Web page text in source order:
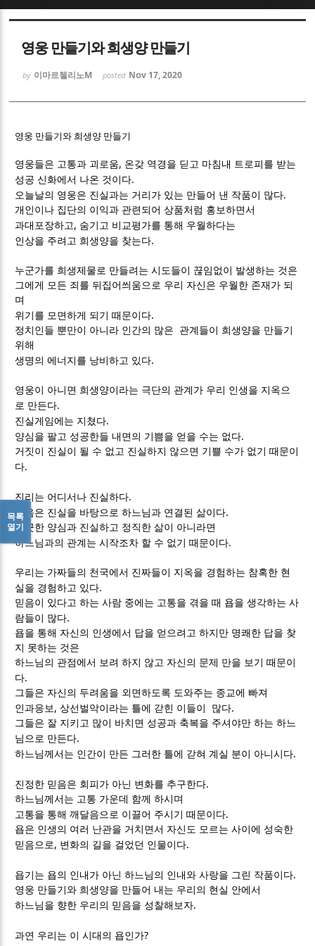
영웅 만들기와 희생양 만들기
by 이마르첼리노M posted Nov 17, 2020
영웅 만들기와 희생양 만들기
영웅들은 고통과 괴로움, 온갖 역경을 딛고 마침내 트로피를 받는
성공 신화에서 나온 것이다.
오늘날의 영웅은 진실과는 거리가 있는 만들어 낸 작품이 많다.
개인이나 집단의 이익과 관련되어 상품처럼 홍보하면서
과대포장하고 , 숨기고 비교평가를 통해 우월하다는
인상을 주려고 희생양을 찾는다.
누군가를 희생제물로 만들려는 시도들이 끊임없이 발생하는 것은
그에게 모든 죄를 뒤집어씌움으로 우리 자신은 우월한 존재가 되
며
위기를 모면하게 되기 때문이다.
정치인들 뿐만이 아니라 인간의 많은 관계들이 희생양을 만들기
위해
생명의 에너지를 낭비하고 있다.
영웅이 아니면 희생양이라는 극단의 관계가 우리 인생을 지옥으
로 만든다.
진실게임에는 지쳤다.
양심을 팔고 성공한들 내면의 기쁨을 얻을 수는 없다.
거짓이 진실이 될 수 없고 진실하지 않으면 기쁠 수가 없기 때문이
다.
진리는 어디서나 진실하다.
믿음은 진실을 바탕으로 하느님과 연결된 삶이다.
깨끗한 양심과 진실하고 정직한 삶이 아니라면
하느님과의 관계는 시작조차 할 수 없기 때문이다.
우리는 가짜들의 천국에서 진짜들이 지옥을 경험하는 참혹한 현
실을 경험하고 있다.
믿음이 있다고 하는 사람 중에는 고통을 겪을 때 욥을 생각하는 사
람들이 많다.
욥을 통해 자신의 인생에서 답을 얻으려고 하지만 명쾌한 답을 찾
지 못하는 것은
하느님의 관점에서 보려 하지 않고 자신의 문제 만을 보기 때문이
다.
그들은 자신의 두려움을 외면하도록 도와주는 종교에 빠져
인과응보 ,상선벌악이라는 틀에 갇힌 이들이 많다.
그들은 잘 지키고 많이 바치면 성공과 축복을 주셔야만 하는 하느
님으로 만든다.
하느님께서는 인간이 만든 그러한 틀에 갇혀 계실 분이 아니시다.
진정한 믿음은 회피가 아닌 변화를 추구한다.
하느님께서는 고통 가운데 함께 하시며
고통을 통해 깨달음으로 이끌어 주시기 때문이다.
욥은 인생의 여러 난관을 거치면서 자신도 모르는 사이에 성숙한
믿음으로 , 변화의 길을 걸었던 인물이다.
욥기는 욥의 인내가 아닌 하느님의 인내와 사랑을 그린 작품이다.
영웅 만들기와 희생양을 만들어 내는 우리의 현실 안에서
하느님을 향한 우리의 믿음을 성찰해보자.
과연 우리는 이 시대의 욥인가?
목록
열기
Sketchbook5, 스케치북5
Sketchbook5, 스케치북5
Sketchbook5, 스케치북5
Sketchbook5, 스케치북5